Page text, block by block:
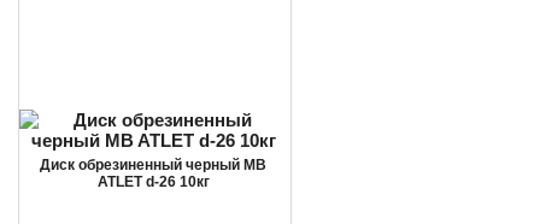
Диск обрезиненный черный MB
ATLET d-26 10кг